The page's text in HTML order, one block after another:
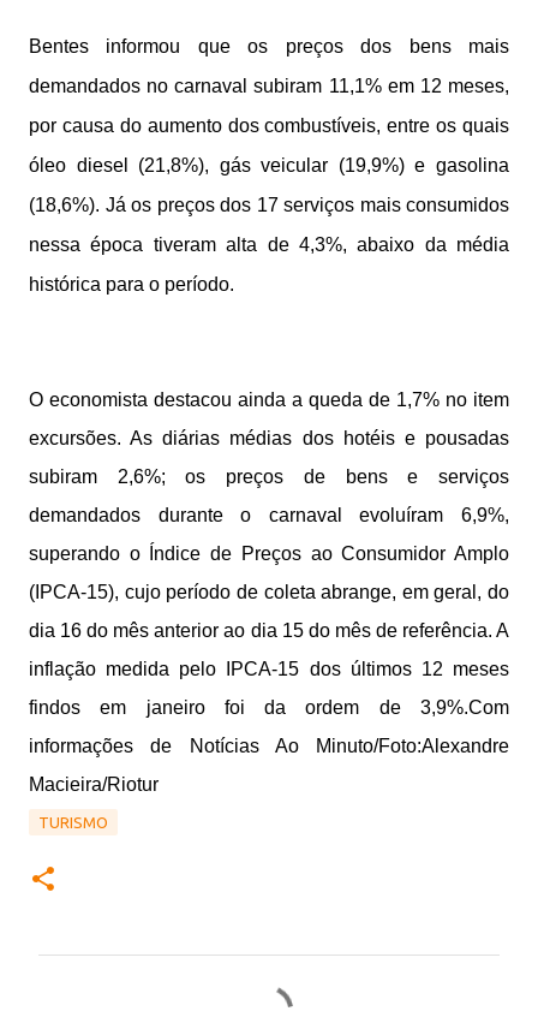
Bentes informou que os preços dos bens mais
demandados no carnaval subiram 11,1% em 12 meses,
por causa do aumento dos combustíveis, entre os quais
óleo diesel (21,8%), gás veicular (19,9%) e gasolina
(18,6%). Já os preços dos 17 serviços mais consumidos
nessa época tiveram alta de 4,3%, abaixo da média
histórica para o período.
O economista destacou ainda a queda de 1,7% no item
excursões. As diárias médias dos hotéis e pousadas
subiram 2,6%; os preços de bens e serviços
demandados durante o carnaval evoluíram 6,9%,
superando o Índice de Preços ao Consumidor Amplo
(IPCA-15), cujo período de coleta abrange, em geral, do
dia 16 do mês anterior ao dia 15 do mês de referência. A
inflação medida pelo IPCA-15 dos últimos 12 meses
findos em janeiro foi da ordem de 3,9%.Com
informações de Notícias Ao Minuto/Foto:Alexandre
Macieira/Riotur
TURISMO